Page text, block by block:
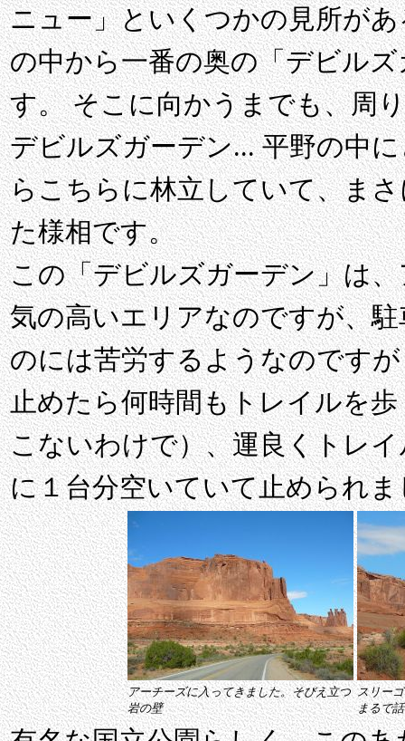
ニュー」といくつかの見所が
の中から一番の奥の「デビル
す。 そこに向かうまでも、周
デビルズガーデン... 平野の中
らこちらに林立していて、ま
た様相です。
この「デビルズガーデン」は
気の高いエリアなのですが、
のには苦労するようなのです
止めたら何時間もトレイルを
こないわけで）、運良くトレ
に１台分空いていて止められま
アーチーズに入ってきました。そびえ立つ
岩の壁
スリー
まるで